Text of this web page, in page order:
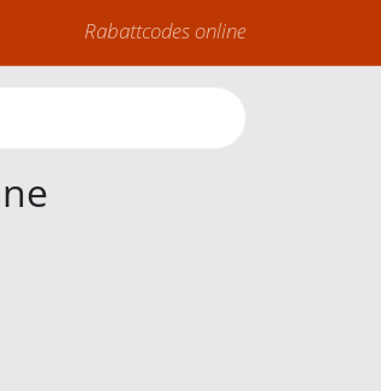
Rabattcodes online